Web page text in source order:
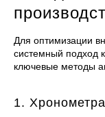
Для оптимизации
системный подход
ключевые методы
1.